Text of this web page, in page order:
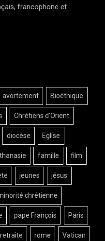
francophone et
avortement Bioéthique
Chrétiens d'Orient
diocèse Eglise
famille film
jeunes jésus
chrétienne
pape François Paris
retraite rome Vatican